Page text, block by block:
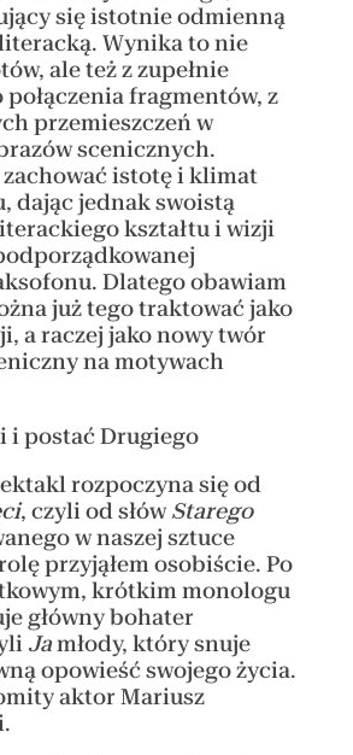
się istotnie odmienną
Wynika to nie
ale też z zupełnie
fragmentów, z
przemieszczeń w
scenicznych.
zachować istotę i klimat
dając jednak swoistą
kształtu i wizji
Dlatego obawiam
już tego traktować jako
a raczej jako nowy twór
na motywach
i postać Drugiego
rozpoczyna się od
, czyli od słów Starego
w naszej sztuce
przyjąłem osobiście. Po
krótkim monologu
główny bohater
Jamłody, który snuje
opowieść swojego życia.
aktor Mariusz